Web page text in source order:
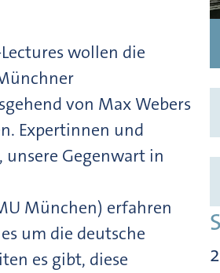
wollen die
von Max Webers
Expertinnen und
unsere Gegenwart in
München) erfahren
um die deutsche
es gibt, diese